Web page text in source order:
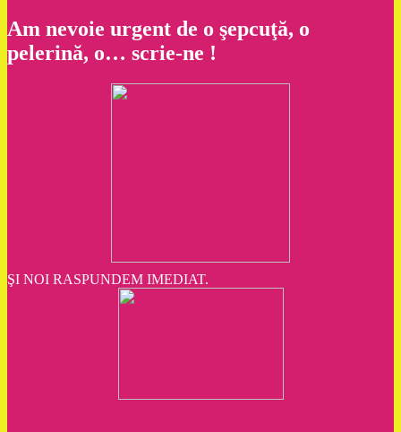
Am nevoie urgent de o şepcuţă, o
pelerină, o… scrie-ne !
ŞI NOI RASPUNDEM IMEDIAT.